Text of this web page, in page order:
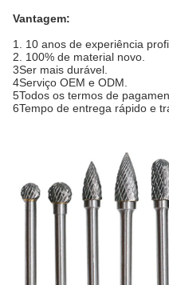
Vantagem:
1. 10 anos de experiência
2. 100% de material novo.
3Ser mais durável.
4Serviço OEM e ODM.
5Todos os termos de
6Tempo de entrega rápido e